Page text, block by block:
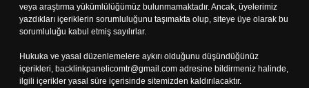
veya araştırma yükümlülüğümüz bulunmamaktadır. Ancak, üyelerimiz
yazdıkları içeriklerin sorumluluğunu taşımakta olup, siteye üye olarak bu
sorumluluğu kabul etmiş sayılırlar.
Hukuka ve yasal düzenlemelere aykırı olduğunu düşündüğünüz
içerikleri, backlinkpanelicomtr@gmail.com adresine bildirmeniz halinde,
ilgili içerikler yasal süre içerisinde sitemizden kaldırılacaktır.